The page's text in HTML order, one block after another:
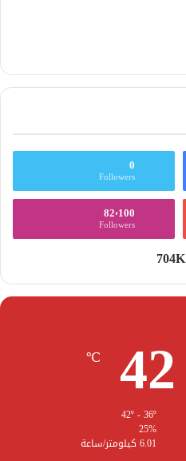
0
Followers
82٬100
Followers
704K
42
℃
25%
6.01 كيلومتر/ساعة